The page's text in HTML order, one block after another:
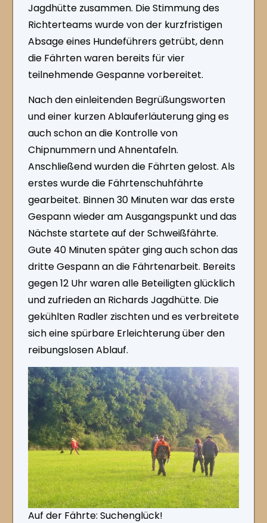
Jagdhütte zusammen. Die Stimmung des
Richterteams wurde von der kurzfristigen
Absage eines Hundeführers getrübt, denn
die Fährten waren bereits für vier
teilnehmende Gespanne vorbereitet.
Nach den einleitenden Begrüßungsworten
und einer kurzen Ablauferläuterung ging es
auch schon an die Kontrolle von
Chipnummern und Ahnentafeln.
Anschließend wurden die Fährten gelost. Als
erstes wurde die Fährtenschuhfährte
gearbeitet. Binnen 30 Minuten war das erste
Gespann wieder am Ausgangspunkt und das
Nächste startete auf der Schweißfährte.
Gute 40 Minuten später ging auch schon das
dritte Gespann an die Fährtenarbeit. Bereits
gegen 12 Uhr waren alle Beteiligten glücklich
und zufrieden an Richards Jagdhütte. Die
gekühlten Radler zischten und es verbreitete
sich eine spürbare Erleichterung über den
reibungslosen Ablauf.
Auf der Fährte: Suchenglück!